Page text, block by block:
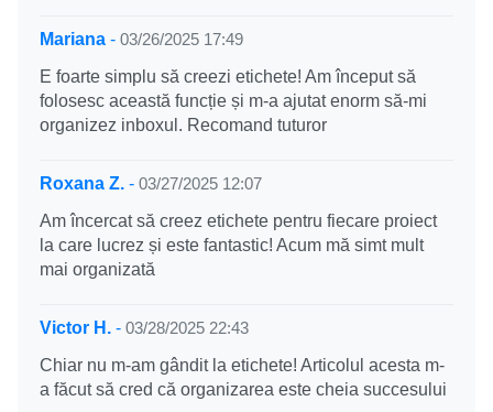
Mariana - 03/26/2025 17:49
E foarte simplu să creezi etichete! Am început să
folosesc această funcție și m-a ajutat enorm să-mi
organizez inboxul. Recomand tuturor
Roxana Z. - 03/27/2025 12:07
Am încercat să creez etichete pentru fiecare proiect
la care lucrez și este fantastic! Acum mă simt mult
mai organizată
Victor H. - 03/28/2025 22:43
Chiar nu m-am gândit la etichete! Articolul acesta m-
a făcut să cred că organizarea este cheia succesului